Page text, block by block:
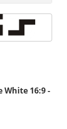
White 16:9 -